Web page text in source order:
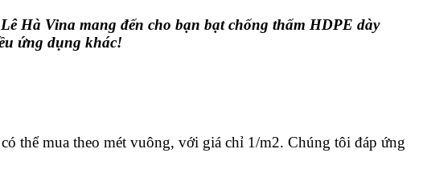
Hà Vina mang đến cho bạn bạt chống thấm HDPE dày
ứng dụng khác!
thể mua theo mét vuông, với giá chỉ 1/m2. Chúng tôi đáp ứng